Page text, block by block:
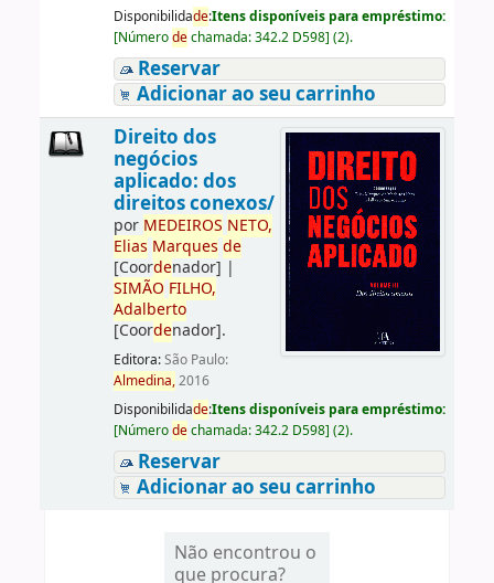
Disponibilidade:Itens disponíveis para empréstimo:
[Númerodechamada:342.2 D598] (2).
Reservar
Adicionar ao seu carrinho
Direito dos
negócios
aplicado: dos
direitos conexos/
por MEDEIROS NETO,
Elias Marques de
[Coordenador] |
SIMÃO FILHO,
Adalberto
[Coordenador].
Editora:São Paulo:
Almedina,2016
Disponibilidade:Itens disponíveis para empréstimo:
[Númerodechamada:342.2 D598] (2).
Reservar
Adicionar ao seu carrinho
Não encontrou o
que procura?